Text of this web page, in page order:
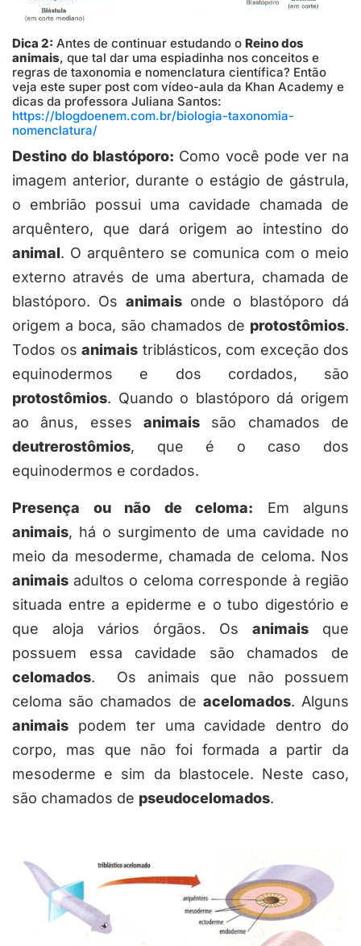
Dica 2: Antes de continuar estudando o Reino dos
animais, que tal dar uma espiadinha nos conceitos e
regras de taxonomia e nomenclatura científica? Então
veja este super post com vídeo-aula da Khan Academy e
dicas da professora Juliana Santos:
https://blogdoenem.com.br/biologia-taxonomia-
nomenclatura/
Destino do blastóporo: Como você pode ver na
imagem anterior, durante o estágio de gástrula,
o embrião possui uma cavidade chamada de
arquêntero, que dará origem ao intestino do
animal. O arquêntero se comunica com o meio
externo através de uma abertura, chamada de
blastóporo. Os animaisonde o blastóporo dá
origem a boca, são chamados de protostômios.
Todos os animais triblásticos, com exceção dos
equinodermos e dos cordados, são
protostômios. Quando o blastóporo dá origem
ao ânus, esses animais são chamados de
deutrerostômios, que é o caso dos
equinodermos e cordados.
Presença ou não de celoma: Em alguns
animais, há o surgimento de uma cavidade no
meio da mesoderme, chamada de celoma. Nos
animais adultos o celoma corresponde à região
situada entre a epiderme e o tubo digestório e
que aloja vários órgãos. Os animais que
possuem essa cavidade são chamados de
celomados. Os animais que não possuem
celoma são chamados de acelomados. Alguns
animais podem ter uma cavidade dentro do
corpo, mas que não foi formada a partir da
mesoderme e sim da blastocele. Neste caso,
são chamados de pseudocelomados.